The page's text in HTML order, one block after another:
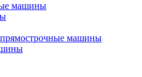
машины
машины